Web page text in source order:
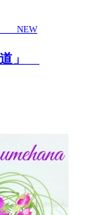
NEW
道」